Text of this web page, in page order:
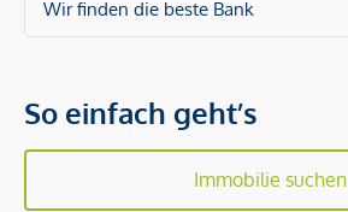
Wir finden die beste Bank
So einfach geht’s
Immobilie suchen